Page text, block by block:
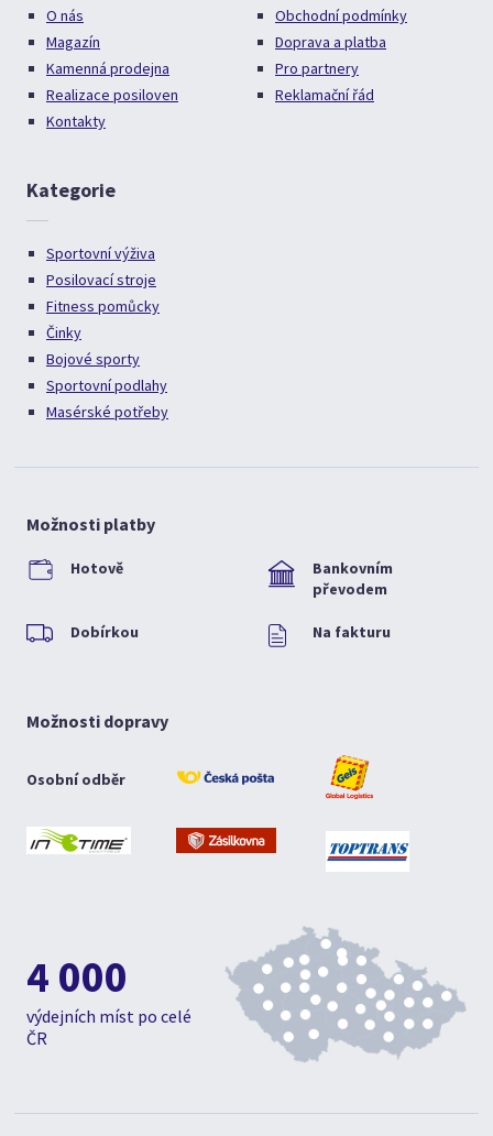
O nás
Magazín
Kamenná prodejna
Realizace posiloven
Kontakty
Obchodní podmínky
Doprava a platba
Pro partnery
Reklamační řád
Kategorie
Sportovní výživa
Posilovací stroje
Fitness pomůcky
Činky
Bojové sporty
Sportovní podlahy
Masérské potřeby
Možnosti platby
Hotově
Bankovním
převodem
Dobírkou Na fakturu
Možnosti dopravy
Osobní odběr
4 000
výdejních míst po celé
ČR